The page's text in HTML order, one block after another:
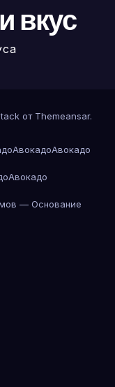
вкус
от Themeansar.
АвокадоАвокадо
Авокадо
— Основание